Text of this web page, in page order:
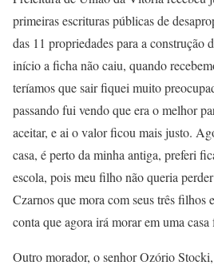
primeiras escrituras públicas de
das 11 propriedades para a construção
início a ficha não caiu, quando
teríamos que sair fiquei muito
passando fui vendo que era o melhor
aceitar, e ai o valor ficou mais justo.
casa, é perto da minha antiga, preferi
escola, pois meu filho não queria
Czarnos que mora com seus três filhos
conta que agora irá morar em uma
Outro morador, o senhor Ozório